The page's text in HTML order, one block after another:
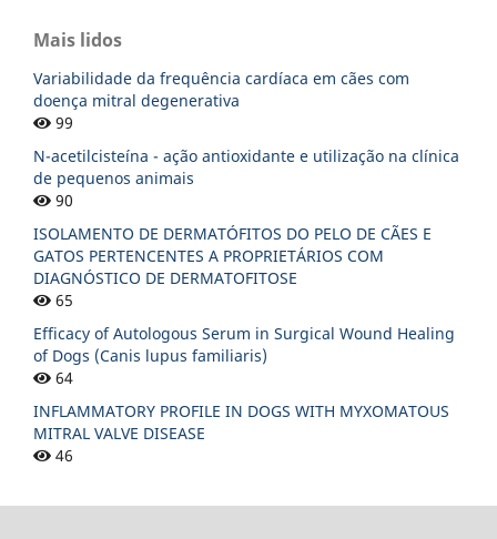
Mais lidos
Variabilidade da frequência cardíaca em cães com
doença mitral degenerativa
99
N-acetilcisteína - ação antioxidante e utilização na clínica
de pequenos animais
90
ISOLAMENTO DE DERMATÓFITOS DO PELO DE CÃES E
GATOS PERTENCENTES A PROPRIETÁRIOS COM
DIAGNÓSTICO DE DERMATOFITOSE
65
Efficacy of Autologous Serum in Surgical Wound Healing
of Dogs (Canis lupus familiaris)
64
INFLAMMATORY PROFILE IN DOGS WITH MYXOMATOUS
MITRAL VALVE DISEASE
46